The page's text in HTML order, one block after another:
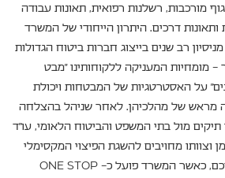
גוף מורכבות, רשלנות רפואית, תאונות עבודה
ותאונות דרכים. היתרון הייחודי של המשרד
רב שנים בייצוג חברות ביטוח הגדולות
– מומחיות המעניקה ללקוחותינו "מבט
על האסטרטגיות של המבטחות ויכולת
מראש של מהלכיהן. לאחר שניהל בהצלחה
תיקים מול בתי המשפט והביטוח הלאומי, עו"ד
וצוותו מחויבים להשגת הפיצוי המקסימלי
עבורכם, כאשר המשרד פועל כ- ONE STOP